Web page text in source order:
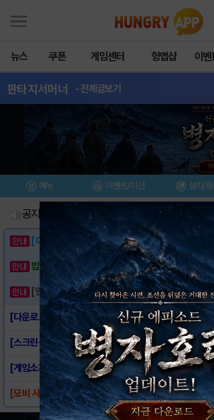
뉴스 쿠폰 게임센터 헝앱샵 이벤
판타지서머너 - 전체글보기
메뉴 이벤트/미션 설치/
공지사항 진행
[이벤트] 웃음으로 매일매일 해피! 유머 게시..
밥알이의 헝앱통신 ⑲ “밥알이, 드디어 멀티를..
[안내] 헝그리앱 필수 상식! 밥알 획득 안내..
[다운로드 링크] 판타지 서머너
[스크린샷] 판타지 서머너
[게임소개] 판타지 서머너
[모비 사전예약] 판타지 서머너 사전예약